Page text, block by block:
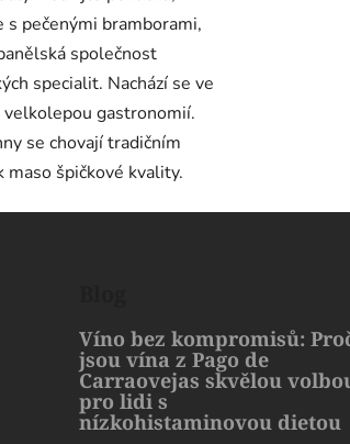
pečenými bramborami,
společnost
specialit. Nachází se ve
gastronomií.
se chovají tradičním
špičkové kvality.
Víno bez kompromisů:
jsou vína z Pago de
Carraovejas skvělou
pro lidi s
nízkohistaminovou dietou